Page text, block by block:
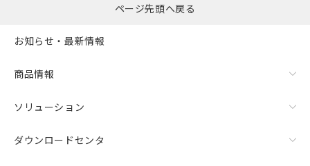
括ダウンロード
ページ先頭へ戻る
お知らせ・最新情報
商品情報
ソリューション
ダウンロードセンタ